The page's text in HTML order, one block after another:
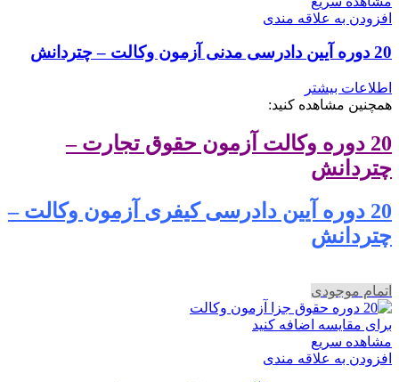
افزودن به علاقه مندی
20 دوره آیین دادرسی مدنی آزمون وکالت – چتردانش
اطلاعات بیشتر
همچنین مشاهده کنید:
20 دوره وکالت آزمون حقوق تجارت –
چتردانش
20 دوره آیین دادرسی کیفری آزمون وکالت –
چتردانش
اتمام موجودی
برای مقایسه اضافه کنید
مشاهده سریع
افزودن به علاقه مندی